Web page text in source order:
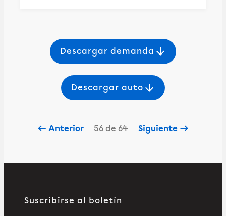
Descargar demanda arrow_downward
Descargar auto arrow_downward
← Anterior 56 de 64 Siguiente →
Suscribirse al boletín